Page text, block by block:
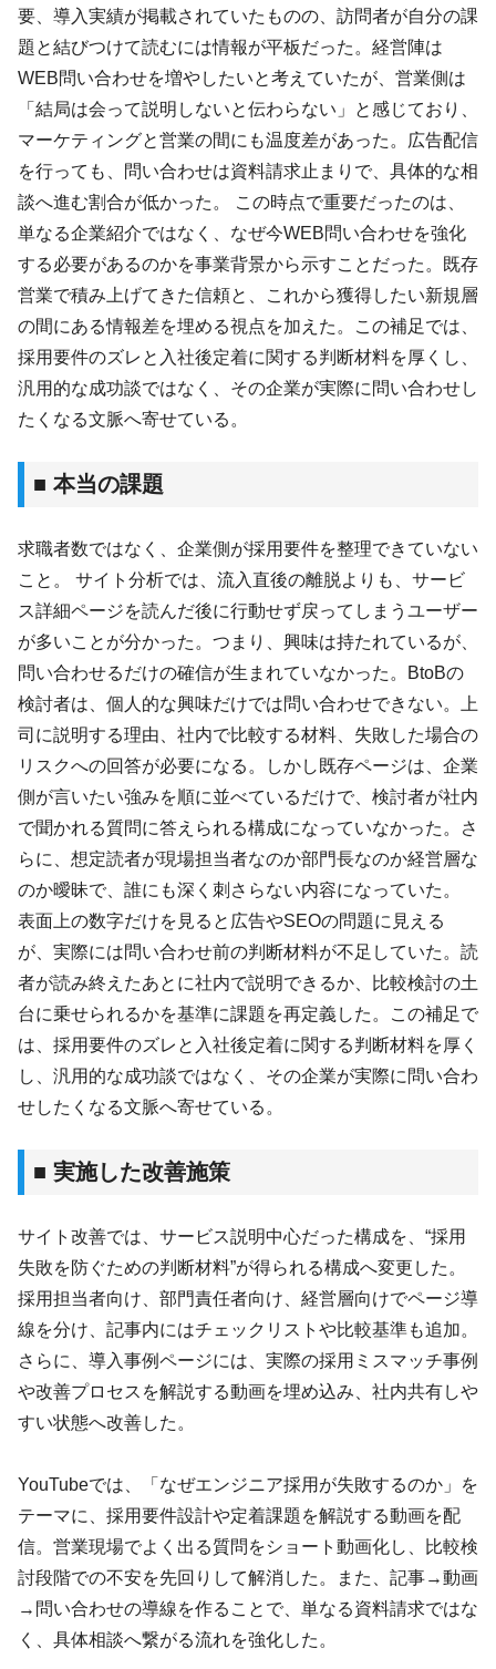
要、導入実績が掲載されていたものの、訪問者が自分の課
題と結びつけて読むには情報が平板だった。経営陣は
WEB問い合わせを増やしたいと考えていたが、営業側は
「結局は会って説明しないと伝わらない」と感じており、
マーケティングと営業の間にも温度差があった。広告配信
を行っても、問い合わせは資料請求止まりで、具体的な相
談へ進む割合が低かった。 この時点で重要だったのは、
単なる企業紹介ではなく、なぜ今WEB問い合わせを強化
する必要があるのかを事業背景から示すことだった。既存
営業で積み上げてきた信頼と、これから獲得したい新規層
の間にある情報差を埋める視点を加えた。この補足では、
採用要件のズレと入社後定着に関する判断材料を厚くし、
汎用的な成功談ではなく、その企業が実際に問い合わせし
たくなる文脈へ寄せている。
■ 本当の課題
求職者数ではなく、企業側が採用要件を整理できていない
こと。 サイト分析では、流入直後の離脱よりも、サービ
ス詳細ページを読んだ後に行動せず戻ってしまうユーザー
が多いことが分かった。つまり、興味は持たれているが、
問い合わせるだけの確信が生まれていなかった。BtoBの
検討者は、個人的な興味だけでは問い合わせできない。上
司に説明する理由、社内で比較する材料、失敗した場合の
リスクへの回答が必要になる。しかし既存ページは、企業
側が言いたい強みを順に並べているだけで、検討者が社内
で聞かれる質問に答えられる構成になっていなかった。さ
らに、想定読者が現場担当者なのか部門長なのか経営層な
のか曖昧で、誰にも深く刺さらない内容になっていた。
表面上の数字だけを見ると広告やSEOの問題に見える
が、実際には問い合わせ前の判断材料が不足していた。読
者が読み終えたあとに社内で説明できるか、比較検討の土
台に乗せられるかを基準に課題を再定義した。この補足で
は、採用要件のズレと入社後定着に関する判断材料を厚く
し、汎用的な成功談ではなく、その企業が実際に問い合わ
せしたくなる文脈へ寄せている。
■ 実施した改善施策
サイト改善では、サービス説明中心だった構成を、“採用
失敗を防ぐための判断材料”が得られる構成へ変更した。
採用担当者向け、部門責任者向け、経営層向けでページ導
線を分け、記事内にはチェックリストや比較基準も追加。
さらに、導入事例ページには、実際の採用ミスマッチ事例
や改善プロセスを解説する動画を埋め込み、社内共有しや
すい状態へ改善した。
YouTubeでは、「なぜエンジニア採用が失敗するのか」を
テーマに、採用要件設計や定着課題を解説する動画を配
信。営業現場でよく出る質問をショート動画化し、比較検
討段階での不安を先回りして解消した。また、記事→動画
→問い合わせの導線を作ることで、単なる資料請求ではな
く、具体相談へ繋がる流れを強化した。